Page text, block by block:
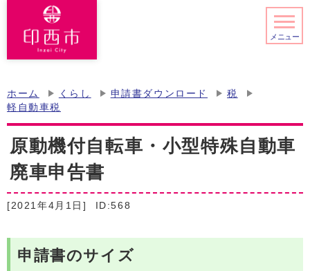
メニュー
ホーム くらし 申請書ダウンロード
税
軽自動車税
原動機付自転車・小型特殊自動車
廃車申告書
[2021年4月1日] ID:568
申請書のサイズ